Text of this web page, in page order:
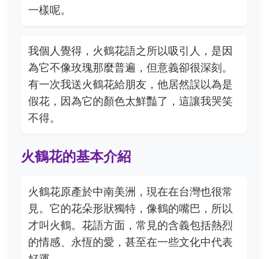
一樣呢。
我個人覺得，火鶴花語之所以吸引人，是因
為它不像玫瑰那麼普遍，但意義卻很深刻。
有一次我送火鶴花給朋友，他居然誤以為是
假花，因為它的顏色太鮮豔了，這讓我哭笑
不得。
火鶴花的基本介紹
火鶴花原產於中南美洲，現在在台灣也很常
見。它的花朵形狀獨特，像鶴的嘴巴，所以
才叫火鶴。花語方面，常見的含義包括熱烈
的情感、永恆的愛，甚至在一些文化中代表